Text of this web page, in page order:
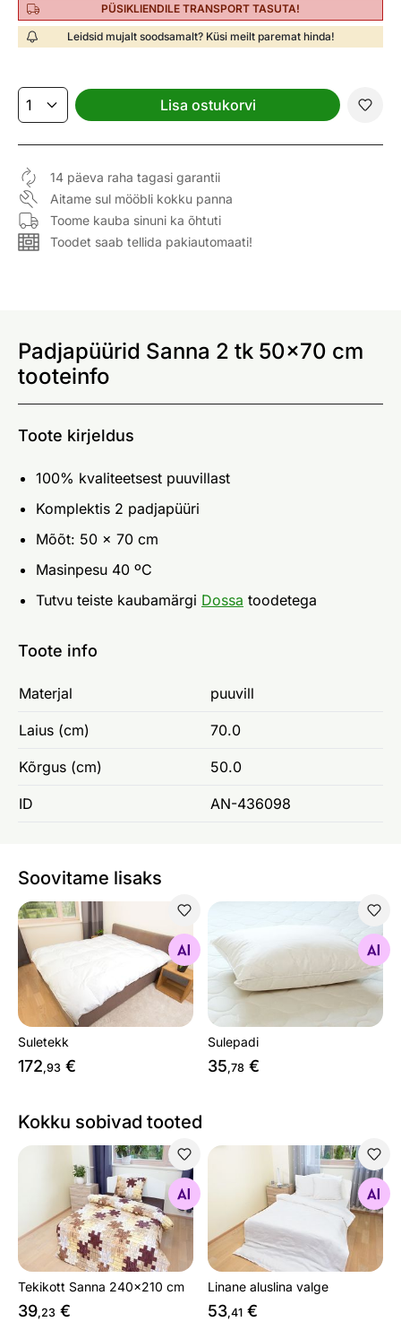
PÜSIKLIENDILE TRANSPORT TASUTA!
Leidsid mujalt soodsamalt? Küsi meilt paremat hinda!
Lisa ostukorvi
14 päeva raha tagasi garantii
Aitame sul mööbli kokku panna
Toome kauba sinuni ka õhtuti
Toodet saab tellida pakiautomaati!
Padjapüürid Sanna 2 tk 50x70 cm
tooteinfo
Toote kirjeldus
100% kvaliteetsest puuvillast
Komplektis 2 padjapüüri
Mõõt: 50 x 70 cm
Masinpesu 40 ºC
Tutvu teiste kaubamärgi Dossa toodetega
Toote info
Materjal puuvill
Laius (cm) 70.0
Kõrgus (cm) 50.0
ID AN-436098
Soovitame lisaks
Suletekk
Otsi sarnaseid
Suletekk
172,93 €
Otsi sarnaseid
Sulepadi
35,78 €
Kokku sobivad tooted
Tekikott Sanna 240x210 cm
Otsi sarnaseid
Tekikott Sanna 240x210 cm
39,23 €
Linane aluslina valge
Otsi sarnaseid
Linane aluslina valge
53,41 €